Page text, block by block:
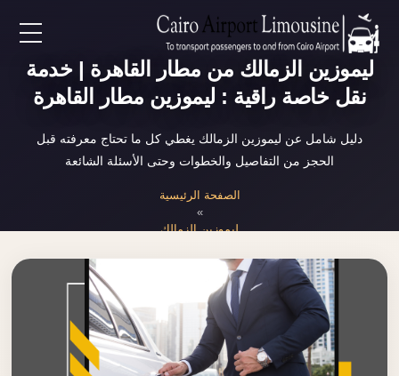
AR
خدمات المطار
نحن
ليموزين الزمالك من مطار القاهرة | خدمة
نقل خاصة راقية : ليموزين مطار القاهرة
دليل شامل عن ليموزين الزمالك يغطي كل ما تحتاج معرفته قبل
الحجز من التفاصيل والخطوات وحتى الأسئلة الشائعة
الصفحة الرئيسية
ليموزين الزمالك